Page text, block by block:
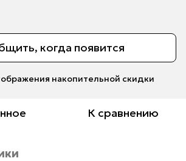
когда появится
накопительной скидки
К сравнению